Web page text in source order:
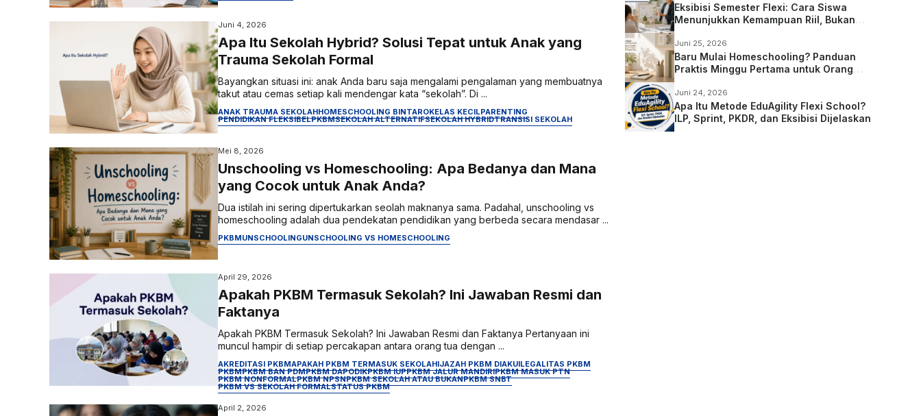
Juni 4, 2026
Apa Itu Sekolah Hybrid? Solusi Tepat untuk Anak yang
Trauma Sekolah Formal
Bayangkan situasi ini: anak Anda baru saja mengalami pengalaman yang membuatnya
takut atau cemas setiap kali mendengar kata “sekolah”. Di ...
ANAK TRAUMA SEKOLAHHOMESCHOOLING BINTAROKELAS KECILPARENTING
PENDIDIKAN FLEKSIBELPKBMSEKOLAH ALTERNATIFSEKOLAH HYBRIDTRANSISI SEKOLAH
Mei 8, 2026
Unschooling vs Homeschooling: Apa Bedanya dan Mana
yang Cocok untuk Anak Anda?
Dua istilah ini sering dipertukarkan seolah maknanya sama. Padahal, unschooling vs
homeschooling adalah dua pendekatan pendidikan yang berbeda secara mendasar ...
PKBMUNSCHOOLINGUNSCHOOLING VS HOMESCHOOLING
April 29, 2026
Apakah PKBM Termasuk Sekolah? Ini Jawaban Resmi dan
Faktanya
Apakah PKBM Termasuk Sekolah? Ini Jawaban Resmi dan Faktanya Pertanyaan ini
muncul hampir di setiap percakapan antara orang tua dengan ...
AKREDITASI PKBMAPAKAH PKBM TERMASUK SEKOLAHIJAZAH PKBM DIAKUILEGALITAS PKBM
PKBMPKBM BAN PDMPKBM DAPODIKPKBM IUPPKBM JALUR MANDIRIPKBM MASUK PTN
PKBM NONFORMALPKBM NPSNPKBM SEKOLAH ATAU BUKANPKBM SNBT
PKBM VS SEKOLAH FORMALSTATUS PKBM
April 2, 2026
Eksibisi Semester Flexi: Cara Siswa
Menunjukkan Kemampuan Riil, Bukan
Juni 25, 2026
Baru Mulai Homeschooling? Panduan
Praktis Minggu Pertama untuk Orang
Juni 24, 2026
Apa Itu Metode EduAgility Flexi School?
ILP, Sprint, PKDR, dan Eksibisi Dijelaskan